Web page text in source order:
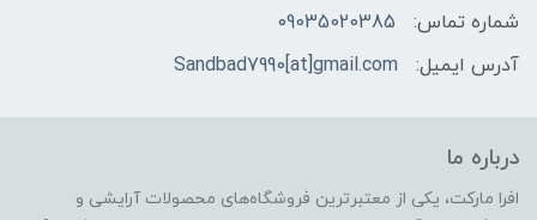
شماره تماس:
09035020385
آدرس ایمیل:
Sandbad7990[at]gmail.com
درباره ما
افرا مارکت، یکی از معتبرترین فروشگاه‌های محصولات آرایشی و